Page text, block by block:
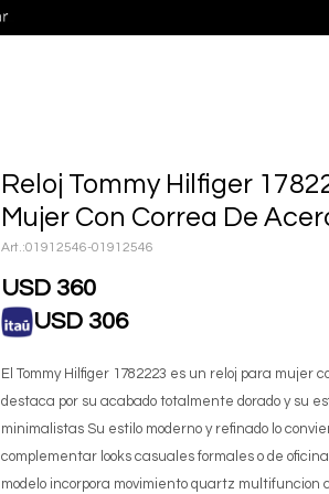
Reloj Tommy Hilfiger
Mujer Con Correa De
01912546-01912546
USD 360
USD 306
El Tommy Hilfiger 1782223 es un reloj para mujer
destaca por su acabado totalmente dorado y su
minimalistas Su estilo moderno y refinado lo
complementar looks casuales formales o de
modelo incorpora movimiento quartz multifuncion